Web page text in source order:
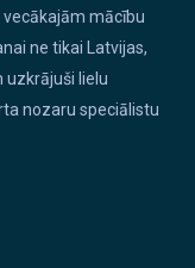
mācību
ne tikai Latvijas,
uzkrājuši lielu
nozaru speciālistu